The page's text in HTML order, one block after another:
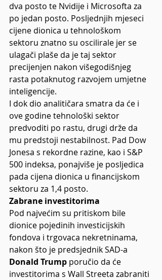
dva posto te Nvidije i Microsofta za
po jedan posto. Posljednjih mjeseci
cijene dionica u tehnološkom
sektoru znatno su oscilirale jer se
ulagači plaše da je taj sektor
precijenjen nakon višegodišnjeg
rasta potaknutog razvojem umjetne
inteligencije.
I dok dio analitičara smatra da će i
ove godine tehnološki sektor
predvoditi po rastu, drugi drže da
mu predstoji nestabilnost. Pad Dow
Jonesa s rekordne razine, kao i S&P
500 indeksa, ponajviše je posljedica
pada cijena dionica u financijskom
sektoru za 1,4 posto.
Zabrane investitorima
Pod najvećim su pritiskom bile
dionice pojedinih investicijskih
fondova i trgovaca nekretninama,
nakon što je predsjednik SAD-a
Donald Trump poručio da će
investitorima s Wall Streeta zabraniti